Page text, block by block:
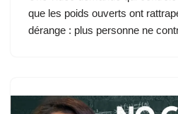
que les poids ouverts ont
dérange : plus personne ne